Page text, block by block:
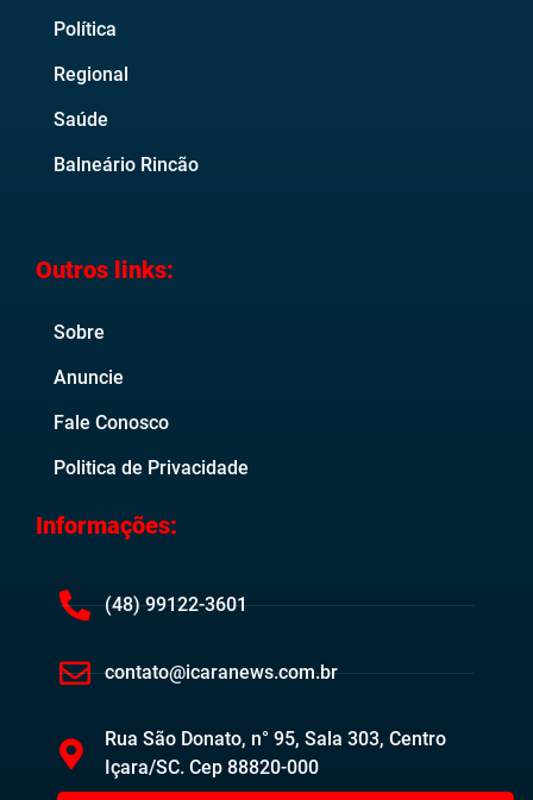
Política
Regional
Saúde
Balneário Rincão
Outros links:
Sobre
Anuncie
Fale Conosco
Politica de Privacidade
Informações:
(48) 99122-3601
contato@icaranews.com.br
Rua São Donato, n° 95, Sala 303, Centro
Içara/SC. Cep 88820-000